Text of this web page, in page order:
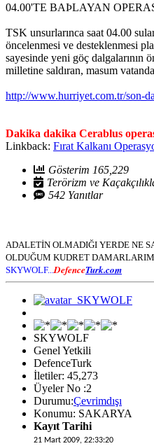
04.00'TE BAÞLAYAN
TSK unsurlarınca saat 04.00
öncelenmesi ve desteklenmesi
sayesinde yeni göç dalgalarının
milletine saldıran, masum
http://www.hurriyet.com.tr/son-
Dakika dakika Cerablus
Linkback: Fırat Kalkanı
Gösterim 165,229
Terörizm ve
542 Yanıtlar
ADALETİN OLMADIĞI YERDE NE
OLDUĞUM KUDRET
SKYWOLF... DefenceTurk.com
SKYWOLF
Genel Yetkili
DefenceTurk
İletiler: 45,273
Üyeler No :2
Durumu:Çevrimdışı
Konumu: SAKARYA
Kayıt Tarihi
21 Mart 2009, 22:33:20